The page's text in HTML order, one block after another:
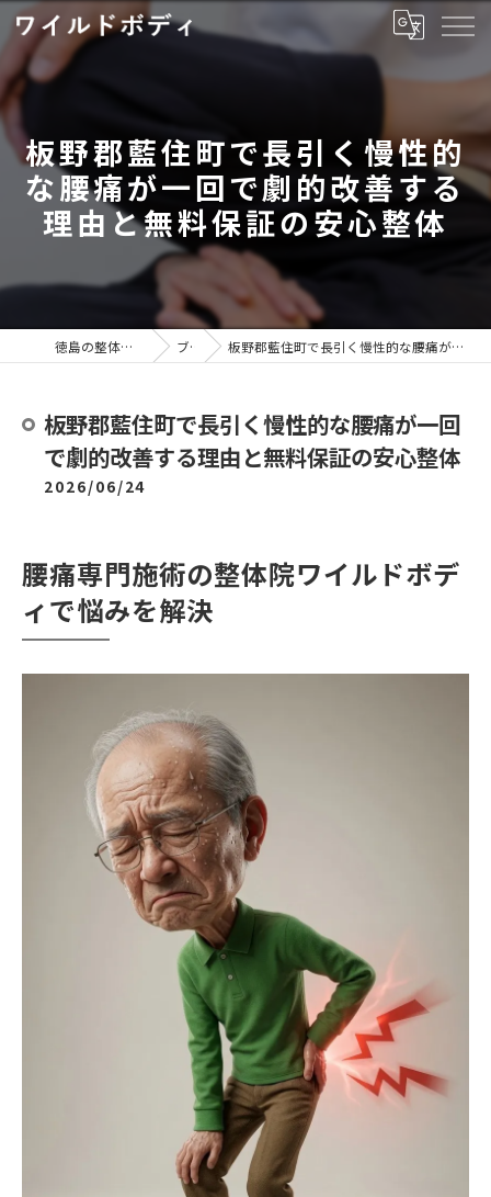
板野郡藍住町で長引く慢性的
な腰痛が一回で劇的改善する
理由と無料保証の安心整体
徳島の整体ならワイルドボディ ブログ 板野郡藍住町で長引く慢性的な腰痛が一回で劇的改善する理由と無料保証の安心整体
板野郡藍住町で長引く慢性的な腰痛が一回
で劇的改善する理由と無料保証の安心整体
2026/06/24
腰痛専門施術の整体院ワイルドボデ
ィで悩みを解決